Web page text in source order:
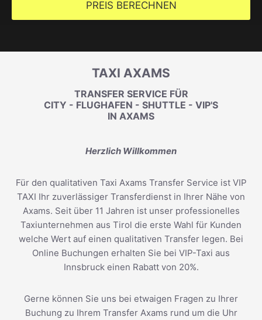
PREIS BERECHNEN
TAXI AXAMS
TRANSFER SERVICE FÜR
CITY - FLUGHAFEN - SHUTTLE - VIP'S
IN AXAMS
Herzlich Willkommen
Für den qualitativen Taxi Axams Transfer Service ist VIP
TAXI Ihr zuverlässiger Transferdienst in Ihrer Nähe von
Axams. Seit über 11 Jahren ist unser professionelles
Taxiunternehmen aus Tirol die erste Wahl für Kunden
welche Wert auf einen qualitativen Transfer legen. Bei
Online Buchungen erhalten Sie bei VIP-Taxi aus
Innsbruck einen Rabatt von 20%.
Gerne können Sie uns bei etwaigen Fragen zu Ihrer
Buchung zu Ihrem Transfer Axams rund um die Uhr